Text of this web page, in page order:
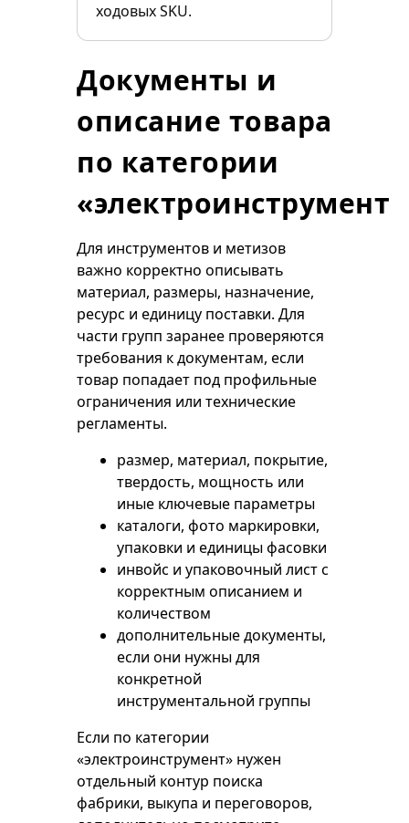
ходовых SKU.
Документы и
описание товара
по категории
«электроинструмент»
Для инструментов и метизов
важно корректно описывать
материал, размеры, назначение,
ресурс и единицу поставки. Для
части групп заранее проверяются
требования к документам, если
товар попадает под профильные
ограничения или технические
регламенты.
размер, материал, покрытие,
твердость, мощность или
иные ключевые параметры
каталоги, фото маркировки,
упаковки и единицы фасовки
инвойс и упаковочный лист с
корректным описанием и
количеством
дополнительные документы,
если они нужны для
конкретной
инструментальной группы
Если по категории
«электроинструмент» нужен
отдельный контур поиска
фабрики, выкупа и переговоров,